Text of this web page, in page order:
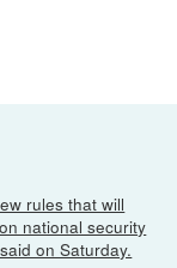
rules that will
national security
on Saturday.